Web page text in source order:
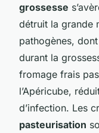
grossesse
détruit la grande
pathogènes,
durant la
fromage frais
l’Apéricube,
d’infection. Les
pasteurisation